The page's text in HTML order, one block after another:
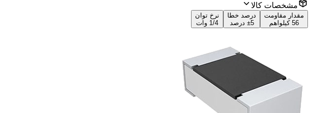
مشخصات کالا
مقدار مقاومت
56 کیلواهم
درصد خطا
±5 درصد
نرخ توان
1/4 وات